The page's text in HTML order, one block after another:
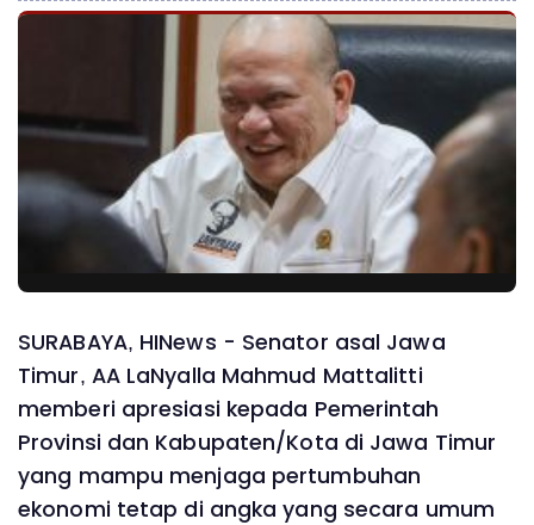
SURABAYA, HINews - Senator asal Jawa
Timur, AA LaNyalla Mahmud Mattalitti
memberi apresiasi kepada Pemerintah
Provinsi dan Kabupaten/Kota di Jawa Timur
yang mampu menjaga pertumbuhan
ekonomi tetap di angka yang secara umum